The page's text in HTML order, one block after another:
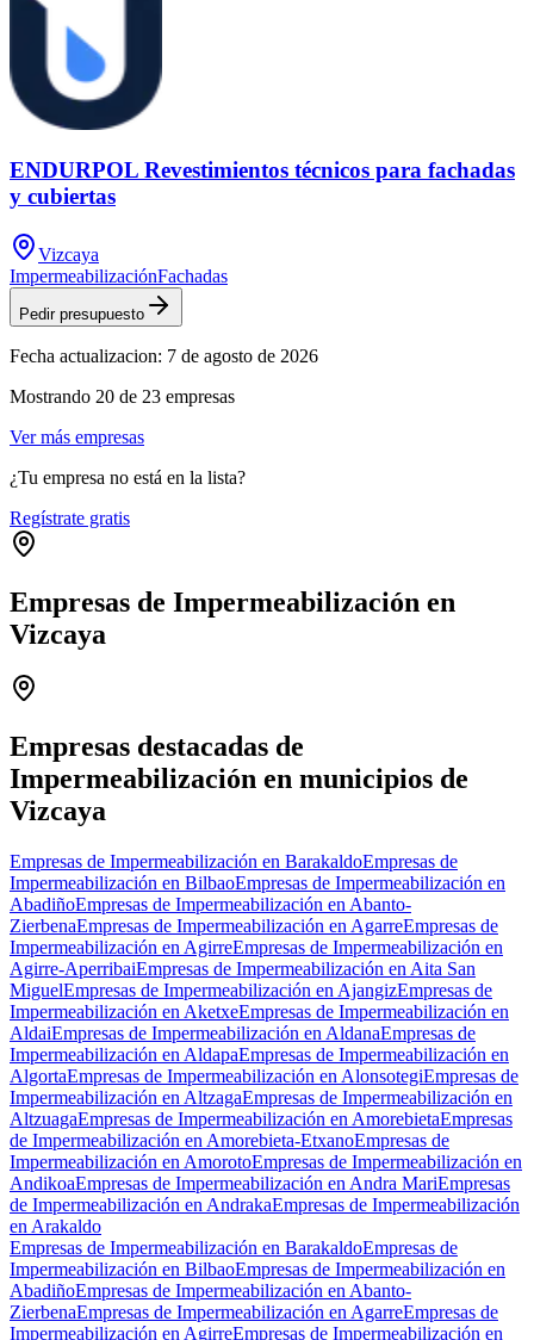
ENDURPOL Revestimientos técnicos para fachadas
y cubiertas
Vizcaya
ImpermeabilizaciónFachadas
Pedir presupuesto
Fecha actualizacion: 7 de agosto de 2026
Mostrando 20 de 23 empresas
Ver más empresas
¿Tu empresa no está en la lista?
Regístrate gratis
Empresas de Impermeabilización en
Vizcaya
−
Empresas destacadas de
Impermeabilización en municipios de
Vizcaya
Empresas de Impermeabilización en BarakaldoEmpresas de
Impermeabilización en BilbaoEmpresas de Impermeabilización en
AbadiñoEmpresas de Impermeabilización en Abanto-
ZierbenaEmpresas de Impermeabilización en AgarreEmpresas de
Impermeabilización en AgirreEmpresas de Impermeabilización en
Agirre-AperribaiEmpresas de Impermeabilización en Aita San
MiguelEmpresas de Impermeabilización en AjangizEmpresas de
Impermeabilización en AketxeEmpresas de Impermeabilización en
AldaiEmpresas de Impermeabilización en AldanaEmpresas de
Impermeabilización en AldapaEmpresas de Impermeabilización en
AlgortaEmpresas de Impermeabilización en AlonsotegiEmpresas de
Impermeabilización en AltzagaEmpresas de Impermeabilización en
AltzuagaEmpresas de Impermeabilización en AmorebietaEmpresas
de Impermeabilización en Amorebieta-EtxanoEmpresas de
Impermeabilización en AmorotoEmpresas de Impermeabilización en
AndikoaEmpresas de Impermeabilización en Andra MariEmpresas
de Impermeabilización en AndrakaEmpresas de Impermeabilización
en Arakaldo
Empresas de Impermeabilización en BarakaldoEmpresas de
Impermeabilización en BilbaoEmpresas de Impermeabilización en
AbadiñoEmpresas de Impermeabilización en Abanto-
ZierbenaEmpresas de Impermeabilización en AgarreEmpresas de
Impermeabilización en AgirreEmpresas de Impermeabilización en